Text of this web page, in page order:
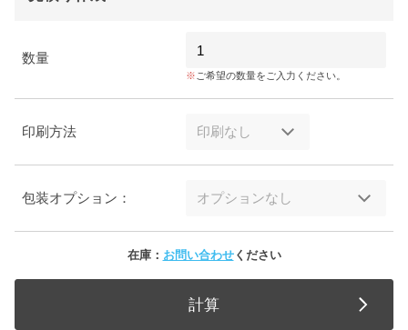
数量
ご希望の数量をご入力ください。
印刷方法
包装オプション：
在庫： お問い合わせください
計算